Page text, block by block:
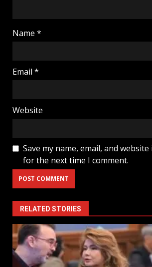
Name *
Email *
Website
Save my name, email, and
for the next time I comment.
RELATED STORIES